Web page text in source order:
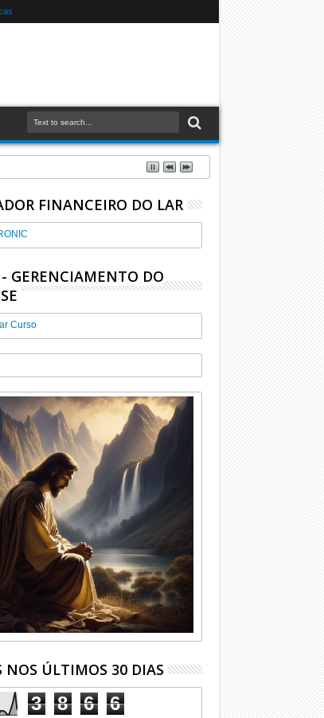
FINANCEIRO DO LAR
- GERENCIAMENTO DO
Curso
NOS ÚLTIMOS 30 DIAS
3 8 6 6